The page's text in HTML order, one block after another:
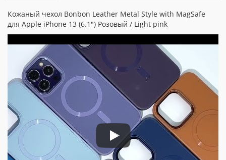
Кожаный чехол Bonbon Leather Metal Style with MagSafe
для Apple iPhone 13 (6.1") Розовый / Light pink